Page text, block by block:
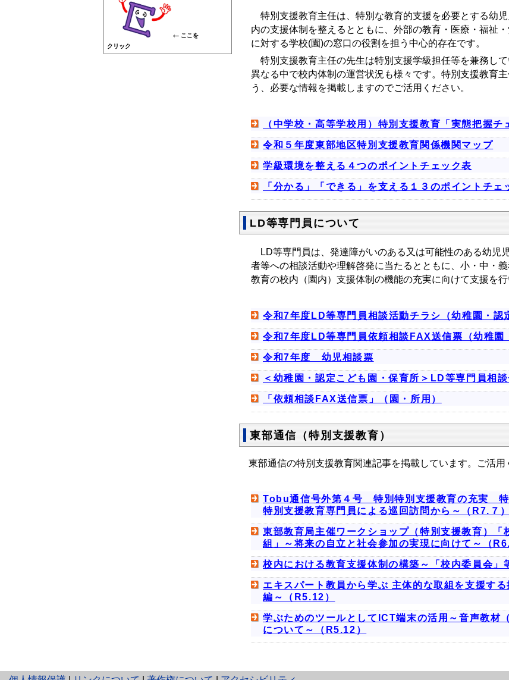
← ここを
クリック
特別支援教育主任は、特別な教育的支援を必要とする幼
内の支援体制を整えるとともに、外部の教育・医療・福祉
に対する学校(園)の窓口の役割を担う中心的存在です。
特別支援教育主任の先生は特別支援学級担任等を兼務し
異なる中で校内体制の運営状況も様々です。特別支援教育
う、必要な情報を掲載しますのでご活用ください。
（中学校・高等学校用）特別支援教育「実態把握チ
令和５年度東部地区特別支援教育関係機関マップ
学級環境を整える４つのポイントチェック表
「分かる」「できる」を支える１３のポイントチェ
LD等専門員について
LD等専門員は、発達障がいのある又は可能性のある幼児
者等への相談活動や理解啓発に当たるとともに、小・中・
教育の校内（園内）支援体制の機能の充実に向けて支援を行
令和7年度LD等専門員相談活動チラシ（幼稚園・認
令和7年度LD等専門員依頼相談FAX送信票（幼稚園
令和7年度 幼児相談票
＜幼稚園・認定こども園・保育所＞LD等専門員相
「依頼相談FAX送信票」（園・所用）
東部通信（特別支援教育）
東部通信の特別支援教育関連記事を掲載しています。ご活用
Tobu通信号外第４号 特別特別支援教育の充実 特
特別支援教育専門員による巡回訪問から～（R7.７）
東部教育局主催ワークショップ（特別支援教育）「
組」～将来の自立と社会参加の実現に向けて～（
校内における教育支援体制の構築～「校内委員会
エキスパート教員から学ぶ 主体的な取組を支援す
編～（R5.12）
学ぶためのツールとしてICT端末の活用～音声教材
について～（R5.12）